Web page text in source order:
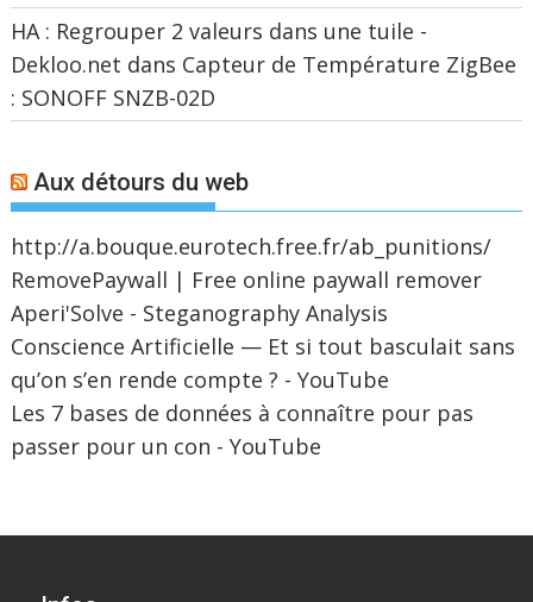
HA : Regrouper 2 valeurs dans une tuile -
Dekloo.net dans Capteur de Température ZigBee
: SONOFF SNZB-02D
Aux détours du web
http://a.bouque.eurotech.free.fr/ab_punitions/
RemovePaywall | Free online paywall remover
Aperi'Solve - Steganography Analysis
Conscience Artificielle — Et si tout basculait sans
qu’on s’en rende compte ? - YouTube
Les 7 bases de données à connaître pour pas
passer pour un con - YouTube